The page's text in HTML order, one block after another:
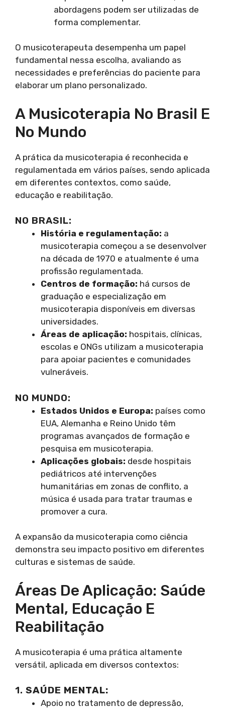
abordagens podem ser utilizadas de
forma complementar.
O musicoterapeuta desempenha um papel
fundamental nessa escolha, avaliando as
necessidades e preferências do paciente para
elaborar um plano personalizado.
A Musicoterapia No Brasil E
No Mundo
A prática da musicoterapia é reconhecida e
regulamentada em vários países, sendo aplicada
em diferentes contextos, como saúde,
educação e reabilitação.
NO BRASIL:
História e regulamentação: a
musicoterapia começou a se desenvolver
na década de 1970 e atualmente é uma
profissão regulamentada.
Centros de formação: há cursos de
graduação e especialização em
musicoterapia disponíveis em diversas
universidades.
Áreas de aplicação: hospitais, clínicas,
escolas e ONGs utilizam a musicoterapia
para apoiar pacientes e comunidades
vulneráveis.
NO MUNDO:
Estados Unidos e Europa: países como
EUA, Alemanha e Reino Unido têm
programas avançados de formação e
pesquisa em musicoterapia.
Aplicações globais: desde hospitais
pediátricos até intervenções
humanitárias em zonas de conflito, a
música é usada para tratar traumas e
promover a cura.
A expansão da musicoterapia como ciência
demonstra seu impacto positivo em diferentes
culturas e sistemas de saúde.
Áreas De Aplicação: Saúde
Mental, Educação E
Reabilitação
A musicoterapia é uma prática altamente
versátil, aplicada em diversos contextos:
1. SAÚDE MENTAL:
Apoio no tratamento de depressão,